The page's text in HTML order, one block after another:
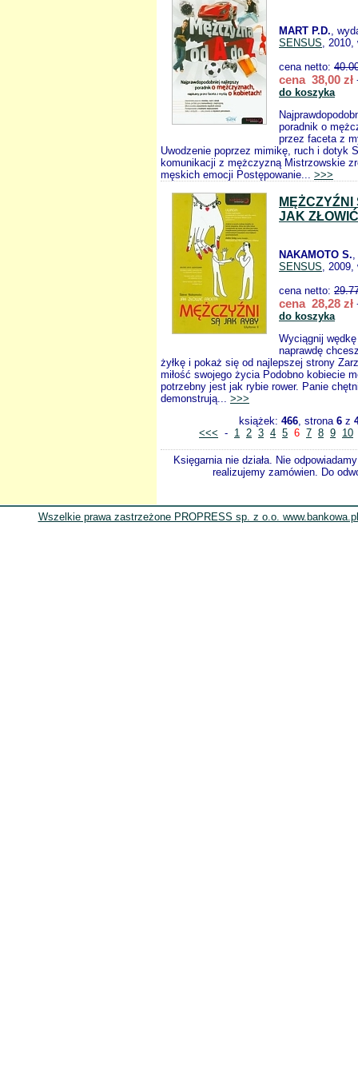
MART P.D.,
SENSUS, 2010,
cena netto:
cena 38,00 zł
do koszyka
poradnik o
przez faceta z
Uwodzenie poprzez mimikę, ruch i dotyk
komunikacji z mężczyzną Mistrzowskie
męskich emocji Postępowanie... >>>
JAK
NAKAMOTO S.,
SENSUS, 2009,
cena netto:
cena 28,28 zł
do koszyka
Wyciągnij
naprawdę
żyłkę i pokaż się od najlepszej strony
miłość swojego życia Podobno kobiecie
potrzebny jest jak rybie rower. Panie
demonstrują... >>>
książek: 466, strona 6 z
<<< - 1 2 3 4 5 6 7 8 9 10
Księgarnia nie działa. Nie
realizujemy zamówien. Do
Wszelkie prawa zastrzeżone PROPRESS sp. z o.o.